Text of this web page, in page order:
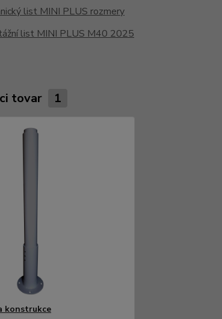
list MINI PLUS rozmery
list MINI PLUS M40 2025
tovar 1
konstrukce